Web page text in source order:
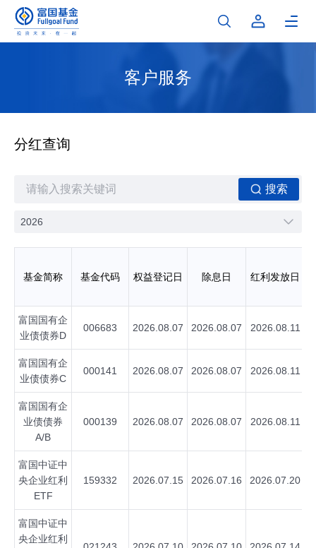
客户服务
分红查询
搜索
2026
基金简称 基金代码 权益登记日 除息日 红利发放日
富国国有企
业债债券D
006683 2026.08.07 2026.08.07 2026.08.11
富国国有企
业债债券C
000141 2026.08.07 2026.08.07 2026.08.11
富国国有企
业债债券
A/B
000139 2026.08.07 2026.08.07 2026.08.11
富国中证中
央企业红利
ETF
159332 2026.07.15 2026.07.16 2026.07.20
富国中证中
央企业红利